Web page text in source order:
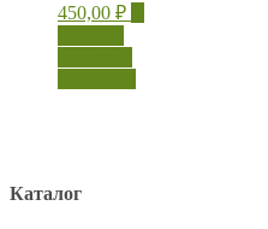
450,00 ₽
Каталог